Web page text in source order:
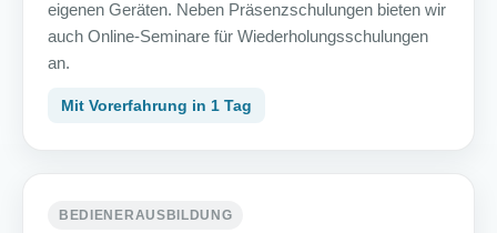
eigenen Geräten. Neben Präsenzschulungen bieten wir
auch Online-Seminare für Wiederholungsschulungen
an.
Mit Vorerfahrung in 1 Tag
BEDIENERAUSBILDUNG